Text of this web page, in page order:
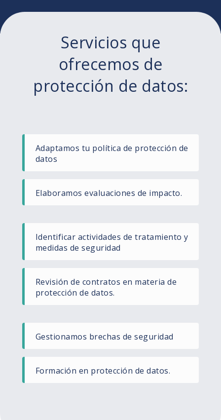
Servicios que
ofrecemos de
protección de datos:
Adaptamos tu política de protección de
datos
Elaboramos evaluaciones de impacto.
Identificar actividades de tratamiento y
medidas de seguridad
Revisión de contratos en materia de
protección de datos.
Gestionamos brechas de seguridad
Formación en protección de datos.